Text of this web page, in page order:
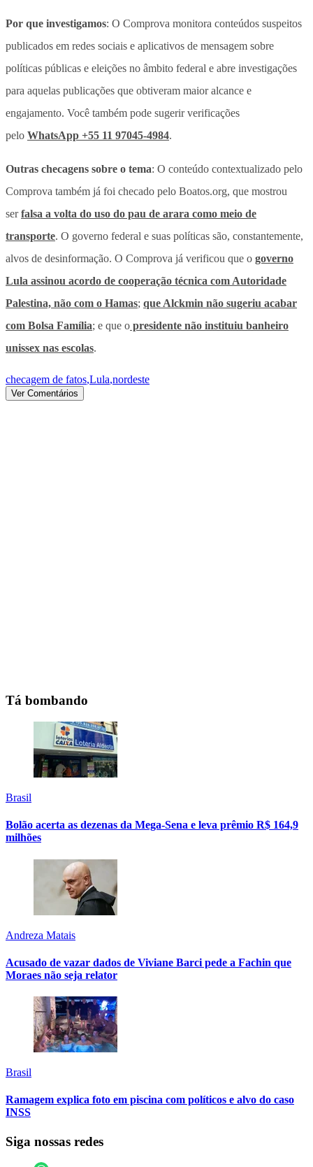
Por que investigamos: O Comprova monitora conteúdos suspeitos
publicados em redes sociais e aplicativos de mensagem sobre
políticas públicas e eleições no âmbito federal e abre investigações
para aquelas publicações que obtiveram maior alcance e
engajamento. Você também pode sugerir verificações
pelo WhatsApp +55 11 97045-4984.
Outras checagens sobre o tema: O conteúdo contextualizado pelo
Comprova também já foi checado pelo Boatos.org, que mostrou
serfalsa a volta do uso do pau de arara como meio de
transporte. O governo federal e suas políticas são, constantemente,
alvos de desinformação. O Comprova já verificou que o governo
Lula assinou acordo de cooperação técnica com Autoridade
Palestina, não com o Hamas; que Alckmin não sugeriu acabar
com Bolsa Família; e que o presidente não instituiu banheiro
unissex nas escolas.
checagem de fatos,Lula,nordeste
Ver Comentários
Tá bombando
Brasil
Bolão acerta as dezenas da Mega-Sena e leva prêmio R$ 164,9
milhões
Andreza Matais
Acusado de vazar dados de Viviane Barci pede a Fachin que
Moraes não seja relator
Brasil
Ramagem explica foto em piscina com políticos e alvo do caso
INSS
Siga nossas redes